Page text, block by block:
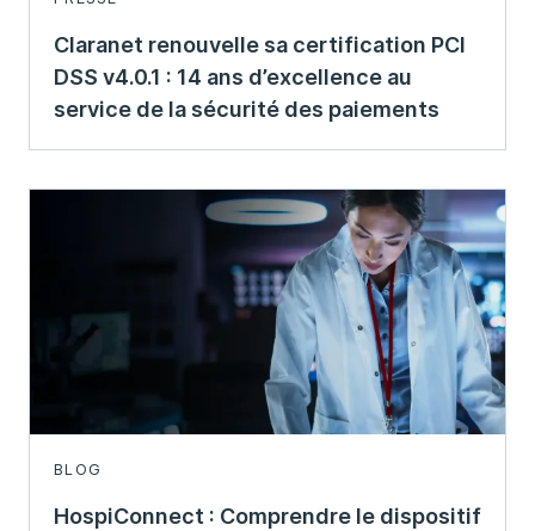
Claranet renouvelle sa certification PCI
DSS v4.0.1 : 14 ans d’excellence au
service de la sécurité des paiements
BLOG
HospiConnect : Comprendre le dispositif